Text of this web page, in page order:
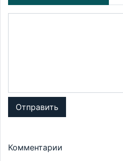
Отправить
Комментарии